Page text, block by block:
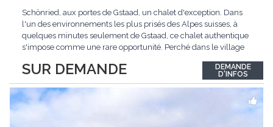
SUR DEMANDE
Schönried, aux portes de Gstaad, un chalet d'exception. Dans
l'un des environnements les plus prisés des Alpes suisses, à
quelques minutes seulement de Gstaad, ce chalet authentique
s'impose comme une rare opportunité. Perché dans le village
station et les sommets qui l'encadrent, un spectacle qui change
au fil des saisons. Avec...
DEMANDE
D'INFOS